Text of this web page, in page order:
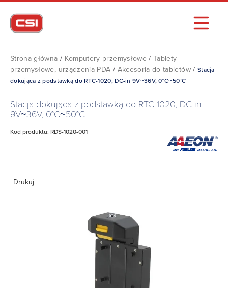
Strona główna / Komputery przemysłowe /Tablety
przemysłowe, urządzenia PDA / Akcesoria do tabletów/ Stacja
dokująca z podstawką do RTC-1020, DC-in 9V~36V, 0°C~50°C
Stacja dokująca z podstawką do RTC-1020, DC-in
9V~36V, 0°C~50°C
Kod produktu: RDS-1020-001
Drukuj